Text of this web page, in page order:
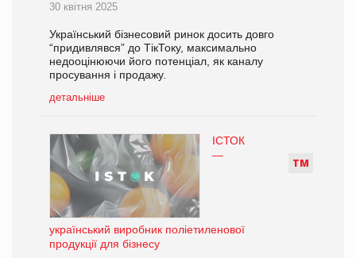
30 квітня 2025
Український бізнесовий ринок досить довго
“придивлявся” до ТікТоку, максимально
недооцінюючи його потенціал, як каналу
просування і продажу.
детальніше
ТМ
ІСТОК
—
український виробник поліетиленової
продукції для бізнесу